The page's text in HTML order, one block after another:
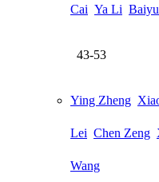
Cai Ya Li
43-53
Ying Zheng
Lei Chen Zeng
Wang